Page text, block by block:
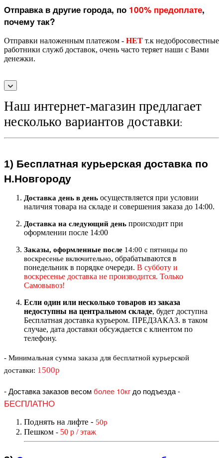
Отправка в другие города, по 100% предоплате,
почему так?
Отправки наложенным платежом - НЕТ т.к недобросовестные
работники служб доставок, очень часто теряет наши с Вами
денежки.
Наш интернет-магазин предлагает
несколько вариантов доставки:
1) Бесплатная курьерская доставка по
Н.Новгороду
Доставка день в день осуществляется при условии
наличия товара на складе и совершения заказа до 14:00.
Доставка на следующий день происходит при
оформлении после 14:00
Заказы, оформленные после 14:00 с пятницы по
воскресенье включительно, обрабатываются в
понедельник в порядке очереди. В субботу и
воскресенье доставка не производится. Только
Самовывоз!
Если один или несколько товаров из заказа
недоступны на центральном складе, будет доступна
Бесплатная доставка курьером. ПРЕДЗАКАЗ. в таком
случае, дата доставки обсуждается с клиентом по
телефону.
- Минимальная сумма заказа для бесплатной курьерской
доставки: 1500р
-Доставка заказов весомболее 10кгдо подъезда-
БЕСПЛАТНО
Поднять на лифте - 50р
Пешком - 50 р / этаж